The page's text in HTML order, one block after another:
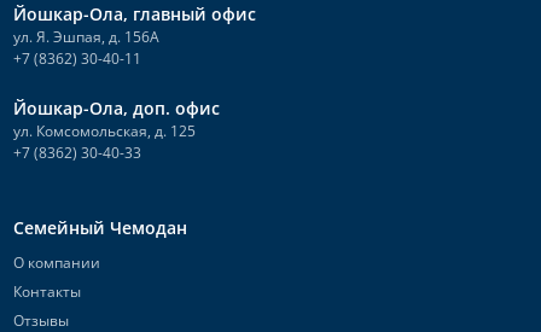
Йошкар-Ола, главный офис
ул. Я. Эшпая, д. 156А
+7 (8362) 30-40-11
Йошкар-Ола, доп. офис
ул. Комсомольская, д. 125
+7 (8362) 30-40-33
Семейный Чемодан
О компании
Контакты
Отзывы